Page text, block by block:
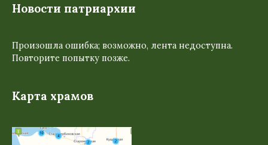
Новости патриархии
Произошла ошибка; возможно, лента недоступна.
Повторите попытку позже.
Карта храмов